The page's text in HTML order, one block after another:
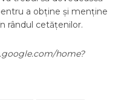
a obține și menține
rândul cetățenilor.
home?